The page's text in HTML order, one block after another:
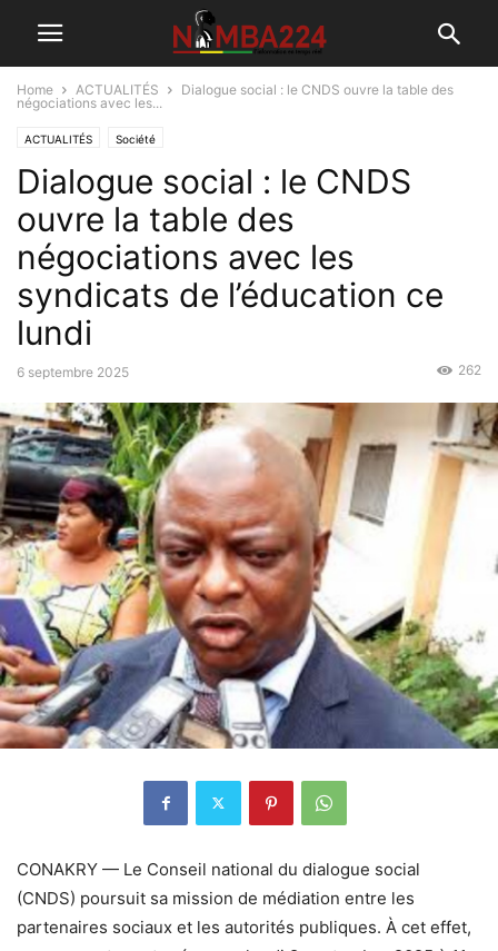
Home ACTUALITÉS
Dialogue social : le CNDS ouvre la table des
négociations avec les...
ACTUALITÉS Société
Dialogue social : le CNDS
ouvre la table des
négociations avec les
syndicats de l’éducation ce
lundi
6 septembre 2025 262
CONAKRY — Le Conseil national du dialogue social
(CNDS) poursuit sa mission de médiation entre les
partenaires sociaux et les autorités publiques. À cet effet,